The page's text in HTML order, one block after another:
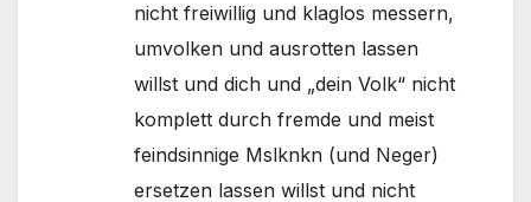
nicht freiwillig und klaglos messern,
umvolken und ausrotten lassen
willst und dich und „dein Volk“ nicht
komplett durch fremde und meist
feindsinnige Mslknkn (und Neger)
ersetzen lassen willst und nicht